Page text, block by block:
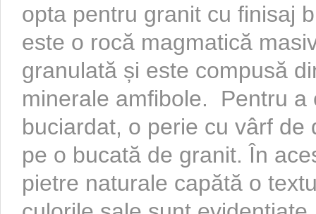
opta pentru granit cu finisaj
este o rocă magmatică
granulată și este compusă
minerale amfibole. Pentru a
buciardat, o perie cu vârf de
pe o bucată de granit. În
pietre naturale capătă o